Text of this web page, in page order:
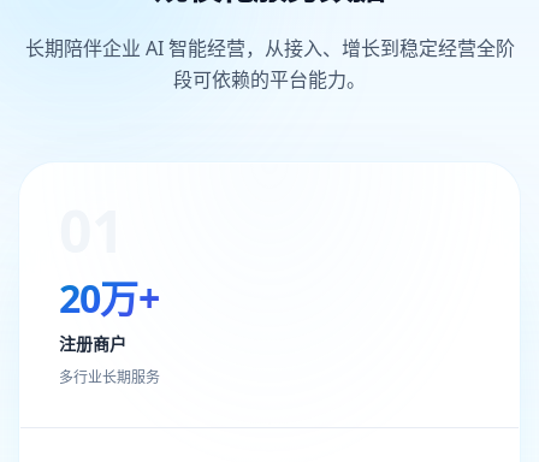
长期陪伴企业 AI 智能经营，从接入、增长到稳定经营全阶
段可依赖的平台能力。
20万+
注册商户
多行业长期服务